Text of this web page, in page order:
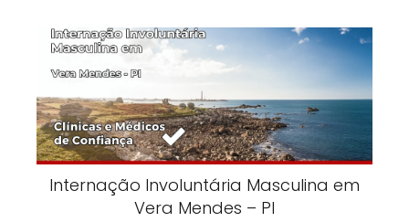
Internação Involuntária Masculina em
Vera Mendes – PI